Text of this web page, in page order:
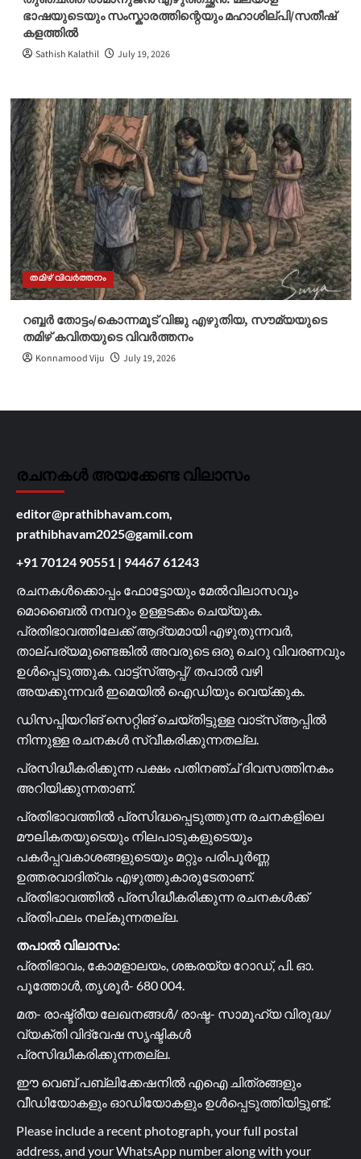
ഭാഷയുടെയും സംസ്കാരത്തിന്റെയും മഹാശില്പി/സതീഷ്
കളത്തിൽ
Sathish Kalathil July 19, 2026
തമിഴ് വിവർത്തനം
റബ്ബർ തോട്ടം/കൊന്നമൂട് വിജു എഴുതിയ, സൗമ്യയുടെ
തമിഴ് കവിതയുടെ വിവർത്തനം
Konnamood Viju July 19, 2026
രചനകൾ അയക്കേണ്ട വിലാസം
editor@prathibhavam.com,
prathibhavam2025@gamil.com
+91 70124 90551 | 94467 61243
രചനകൾക്കൊപ്പം ഫോട്ടോയും മേൽവിലാസവും
മൊബൈൽ നമ്പറും ഉള്ളടക്കം ചെയ്യുക.
പ്രതിഭാവത്തിലേക്ക് ആദ്യമായി എഴുതുന്നവർ,
താല്പര്യമുണ്ടെങ്കിൽ അവരുടെ ഒരു ചെറു വിവരണവും
ഉൾപ്പെടുത്തുക. വാട്ട്സ്ആപ്പ്/ തപാൽ വഴി
അയക്കുന്നവർ ഇമെയിൽ ഐഡിയും വെയ്ക്കുക.
ഡിസപ്പിയറിങ് സെറ്റിങ് ചെയ്തിട്ടുള്ള വാട്സ്ആപ്പിൽ
നിന്നുള്ള രചനകൾ സ്വീകരിക്കുന്നതല്ല.
പ്രസിദ്ധീകരിക്കുന്ന പക്ഷം പതിനഞ്ച് ദിവസത്തിനകം
അറിയിക്കുന്നതാണ്.
പ്രതിഭാവത്തിൽ പ്രസിദ്ധപ്പെടുത്തുന്ന രചനകളിലെ
മൗലികതയുടെയും നിലപാടുകളുടെയും
പകർപ്പവകാശങ്ങളുടെയും മറ്റും പരിപൂർണ്ണ
ഉത്തരവാദിത്വം എഴുത്തുകാരുടേതാണ്.
പ്രതിഭാവത്തിൽ പ്രസിദ്ധീകരിക്കുന്ന രചനകൾക്ക്
പ്രതിഫലം നല്കുന്നതല്ല.
തപാൽ വിലാസം:
പ്രതിഭാവം, കോമളാലയം, ശങ്കരയ്യ റോഡ്, പി. ഓ.
പൂത്തോൾ, തൃശൂർ- 680 004.
മത- രാഷ്ട്രീയ ലേഖനങ്ങൾ/ രാഷ്ട- സാമൂഹ്യ വിരുദ്ധ/
വ്യക്തി വിദ്വേഷ സൃഷ്ടികൾ
പ്രസിദ്ധീകരിക്കുന്നതല്ല.
ഈ വെബ് പബ്ലിക്കേഷനിൽ എഐ ചിത്രങ്ങളും
വീഡിയോകളും ഓഡിയോകളും ഉൾപ്പെടുത്തിയിട്ടുണ്ട്.
Please include a recent photograph, your full postal
address, and your WhatsApp number along with your